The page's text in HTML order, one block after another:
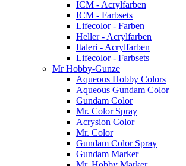
ICM - Acrylfarben
ICM - Farbsets
Lifecolor - Farben
Heller - Acrylfarben
Italeri - Acrylfarben
Lifecolor - Farbsets
Mr Hobby-Gunze
Aqueous Hobby Colors
Aqueous Gundam Color
Gundam Color
Mr. Color Spray
Acrysion Color
Mr. Color
Gundam Color Spray
Gundam Marker